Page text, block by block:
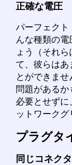
正確な電圧
パーフェクト
んな種類の
ょう（それ
て、彼らはあ
とができま
問題がある
必要とせずに
ットワークグ
プラグタ
同じコネクタ